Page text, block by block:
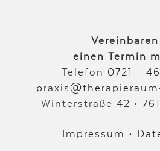
einen Termin
Telefon 0721 –
Winterstraße 42 •
Impressum •